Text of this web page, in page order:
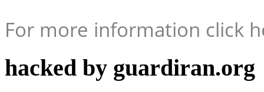
For more information click
hacked by guardiran.org